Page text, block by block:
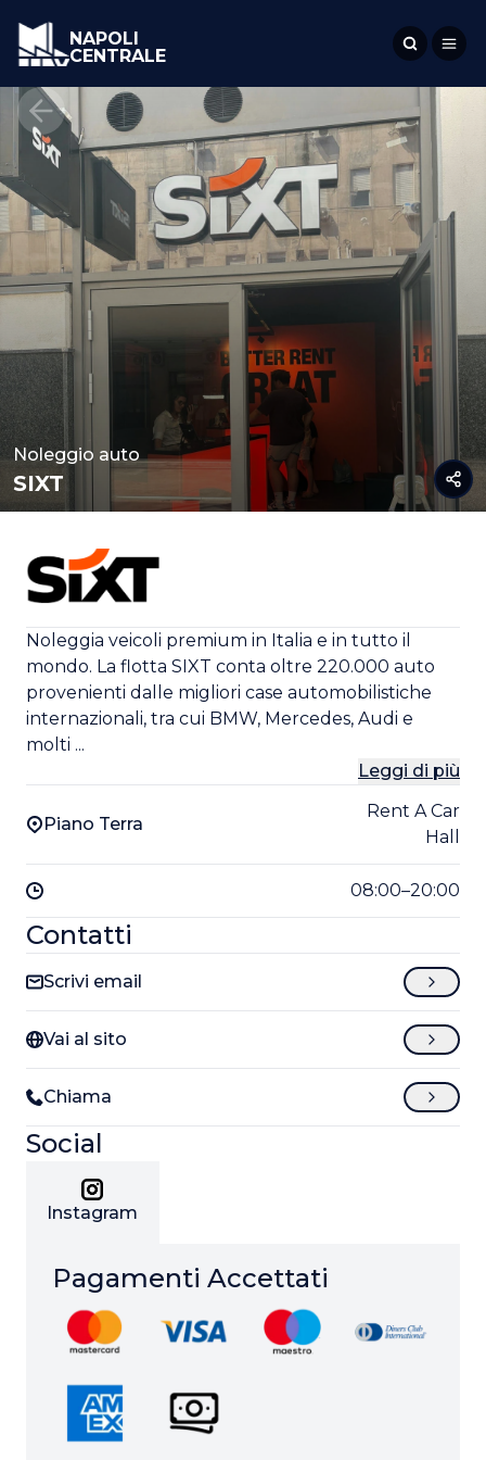
NAPOLI
CENTRALE
Noleggio auto
SIXT
Noleggia veicoli premium in Italia e in tutto il
mondo. La flotta SIXT conta oltre 220.000 auto
provenienti dalle migliori case automobilistiche
internazionali, tra cui BMW, Mercedes, Audi e
molti ...
Leggi di più
Piano Terra
Rent A Car
Hall
08:00–20:00
Contatti
Scrivi email
Vai al sito
Chiama
Social
Instagram
Pagamenti Accettati